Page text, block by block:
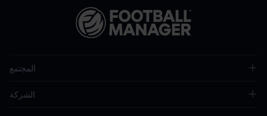
المجتمع
الشركة